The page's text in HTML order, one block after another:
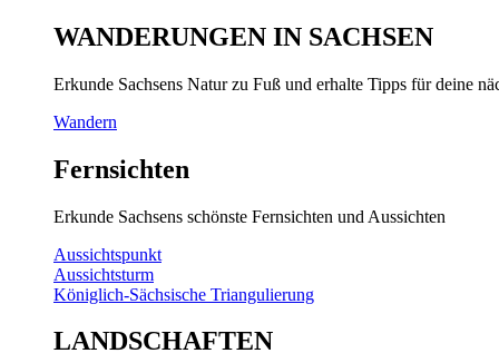
WANDERUNGEN IN SACHSEN
Erkunde Sachsens Natur zu Fuß und erhalte Tipps für deine
Wandern
Fernsichten
Erkunde Sachsens schönste Fernsichten und Aussichten
Aussichtspunkt
Aussichtsturm
Königlich-Sächsische Triangulierung
LANDSCHAFTEN